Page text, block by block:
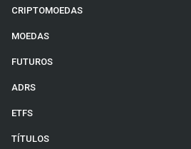
CRIPTOMOEDAS
MOEDAS
FUTUROS
ADRS
ETFS
TÍTULOS